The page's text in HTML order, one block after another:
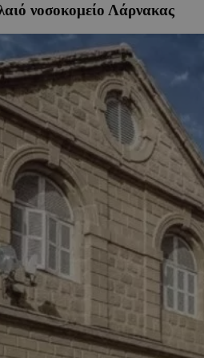
νοσοκομείο Λάρνακας